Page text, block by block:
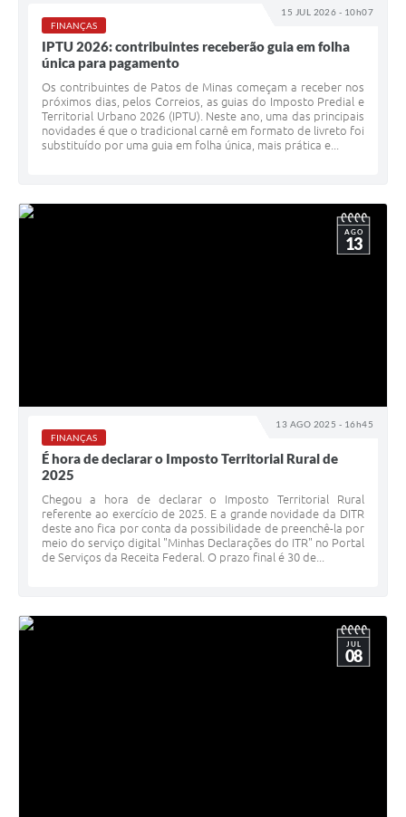
15 JUL 2026 - 10h07
FINANÇAS
IPTU 2026: contribuintes receberão guia em folha
única para pagamento
Os contribuintes de Patos de Minas começam a receber nos
próximos dias, pelos Correios, as guias do Imposto Predial e
Territorial Urbano 2026 (IPTU). Neste ano, uma das principais
novidades é que o tradicional carnê em formato de livreto foi
substituído por uma guia em folha única, mais prática e...
13 AGO 2025 - 16h45
AGO
13
FINANÇAS
É hora de declarar o Imposto Territorial Rural de
2025
Chegou a hora de declarar o Imposto Territorial Rural
referente ao exercício de 2025. E a grande novidade da DITR
deste ano fica por conta da possibilidade de preenchê-la por
meio do serviço digital "Minhas Declarações do ITR" no Portal
de Serviços da Receita Federal. O prazo final é 30 de...
JUL
08